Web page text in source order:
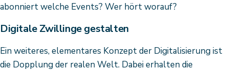
abonniert welche Events? Wer hört worauf?
Digitale Zwillinge gestalten
Ein weiteres, elementares Konzept der Digitalisierung ist
die Dopplung der realen Welt. Dabei erhalten die